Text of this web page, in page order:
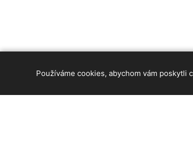
Používáme cookies, abychom vám poskytli